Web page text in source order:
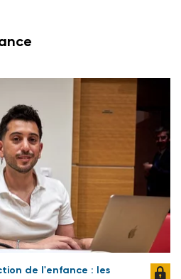
de l'enfance : les